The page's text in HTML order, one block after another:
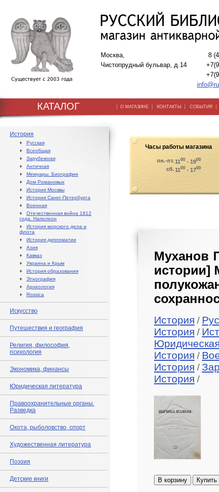
Москва,
Чистопрудный бульвар, д.14
8
КАТАЛОГ | О МАГАЗИНЕ | КОНТАКТЫ | СОБЫТИЯ
История
♦ Русская
♦ Всеобщая
♦ Зарубежная
♦ Античная
♦ Мемуары. Биографии
♦ Дом Романовых
♦ История Москвы
♦ История Санкт-Петербурга
♦ Военная
♦ Отечественная война 1812
года. Наполеон
♦ История морского дела и
флота
♦ История дипломатии
♦ Азия
♦ Кавказ
♦ Украина и Крым
♦ История образования
♦ Этнография
♦ Археология
♦ Rossica
Искусство
Путешествия и география
Религия, философия,
психология
Экономика, финансы
Юридическая литература
Правоохранительные органы.
Разведка
Охота, рыболовство, спорт
Художественная литература
Поэзия
Детские книги
Часы работы магазина
пн.-пт.1100 - 1900
сб.1100 - 1700
Муханов
истории]
История /
История /
История /
История /
История /
В корзину Купить